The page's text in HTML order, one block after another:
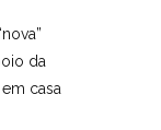
da
casa